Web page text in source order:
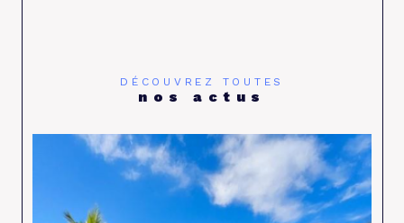
DÉCOUVREZ TOUTES
nos actus